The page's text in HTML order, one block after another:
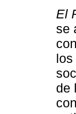
El
se
los
de